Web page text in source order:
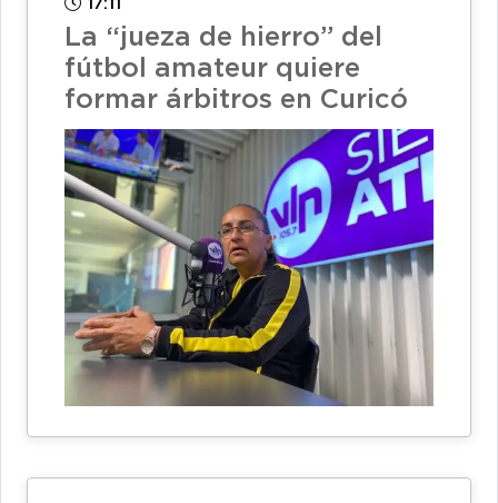
17:11
La “jueza de hierro” del
fútbol amateur quiere
formar árbitros en Curicó